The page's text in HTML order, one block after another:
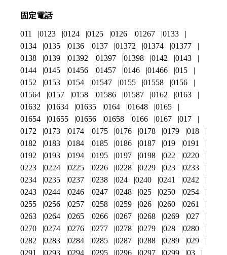
固定電話
011 0123 0124 0125 0126 01267
0133
0134
0135 0136 0137 01372 01374
01377
0138
0139 01392 01397 01398 0142
0143
0144
0145 01456 01457 0146 01466
015
0152
0153 0154 01547 0155 01558
0156
01564
0157 0158 01586 01587 0162
0163
01632
01634 01635 0164 01648
0165
01654
01655 01656 01658 0166 0167
017
0172
0173 0174 0175 0176 0178 0179
018
0182
0183 0184 0185 0186 0187 019
0191
0192
0193 0194 0195 0197 0198 022
0220
0223
0224 0225 0226 0228 0229 023
0233
0234
0235 0237 0238 024 0240 0241
0242
0243
0244 0246 0247 0248 025 0250
0254
0255
0256 0257 0258 0259 026 0260
0261
0263
0264 0265 0266 0267 0268 0269
027
0270
0274 0276 0277 0278 0279 028
0280
0282
0283 0284 0285 0287 0288 0289
029
0291
0293 0294 0295 0296 0297 0299 03